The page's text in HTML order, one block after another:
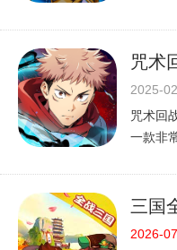
咒术
新安
2025-
咒术回
一款非
以解锁
三国
卓版
2026-